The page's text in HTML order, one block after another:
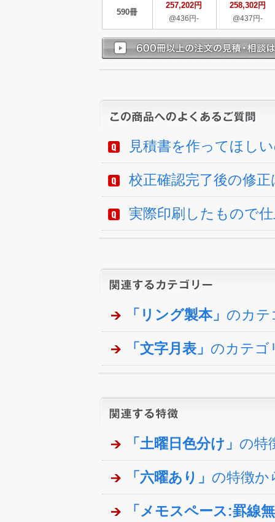
590冊
257,202円
@436円-
258,302円
@437円-
見積書を作ってほし
校正確認完了後の修
実際印刷したもので
「リング製本」 のカテ
「文字月表」 のカテゴ
「土曜日色分け」 の特
「六曜あり」 の特徴か
「メモスペース:罫線